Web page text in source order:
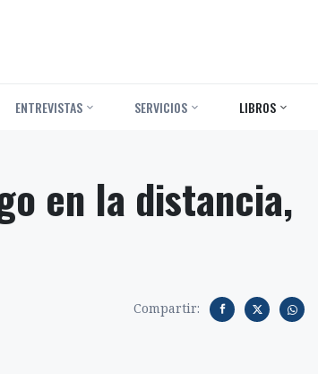
ENTREVISTAS SERVICIOS LIBROS
en la distancia,
Compartir: